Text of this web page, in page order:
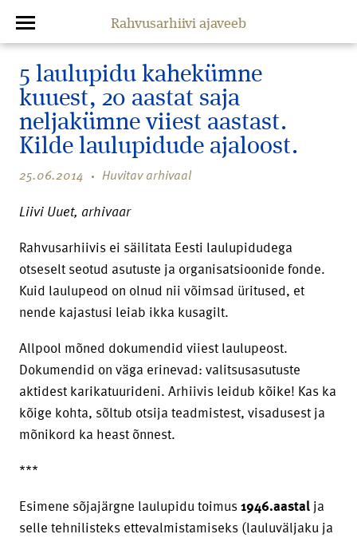
Rahvusarhiivi ajaveeb
5 laulupidu kahekümne
kuuest, 20 aastat saja
neljakümne viiest aastast.
Kilde laulupidude ajaloost.
25.06.2014 Huvitav arhivaal
Liivi Uuet, arhivaar
Rahvusarhiivis ei säilitata Eesti laulupidudega
otseselt seotud asutuste ja organisatsioonide fonde.
Kuid laulupeod on olnud nii võimsad üritused, et
nende kajastusi leiab ikka kusagilt.
Allpool mõned dokumendid viiest laulupeost.
Dokumendid on väga erinevad: valitsusasutuste
aktidest karikatuurideni. Arhiivis leidub kõike! Kas ka
kõige kohta, sõltub otsija teadmistest, visadusest ja
mõnikord ka heast õnnest.
***
Esimene sõjajärgne laulupidu toimus1946.aastal ja
selle tehnilisteks ettevalmistamiseks (lauluväljaku ja